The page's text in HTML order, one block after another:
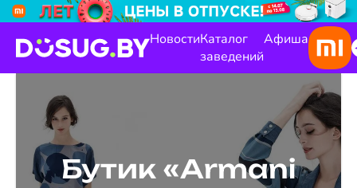
НовостиКаталог
заведений
Афиша
Бутик «Armani